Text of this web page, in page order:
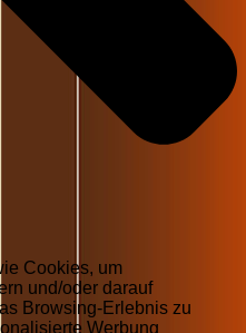
Cookies, um
und/oder darauf
Browsing-Erlebnis zu
Werbung